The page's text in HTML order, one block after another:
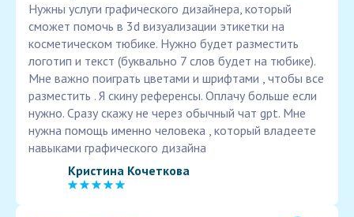
Нужны услуги графического дизайнера, который
сможет помочь в 3d визуализации этикетки на
косметическом тюбике. Нужно будет разместить
логотип и текст (буквально 7 слов будет на тюбике).
Мне важно поиграть цветами и шрифтами , чтобы все
разместить . Я скину референсы. Оплачу больше если
нужно. Сразу скажу не через обычный чат gpt. Мне
нужна помощь именно человека , который владеете
навыками графического дизайна
Кристина Кочеткова